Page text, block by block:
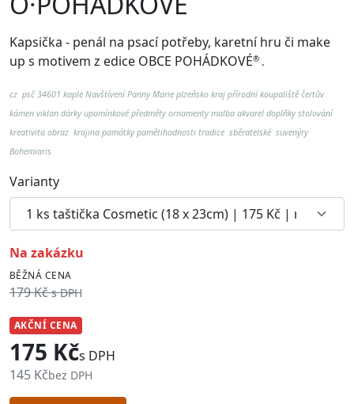
Kapsička - penál na psací potřeby, karetní hru či make
up s motivem z edice OBCE POHÁDKOVÉ® .
cz psč 34601 kaple Navštívení Panny Marie plzeňsko kraj přírodní koupaliště čertův
kámen viklan dárky upomínkové předměty ornamenty malba akvarel doplňky stolování
kreativita obraz krajina památky pamětihodnosti tradice sběratelské suvenýry
Bohemiaris
Varianty
na zakázku
BĚŽNÁ CENA
179 Kč s DPH
AKČNÍ CENA
175 Kčs DPH
145 Kčbez DPH